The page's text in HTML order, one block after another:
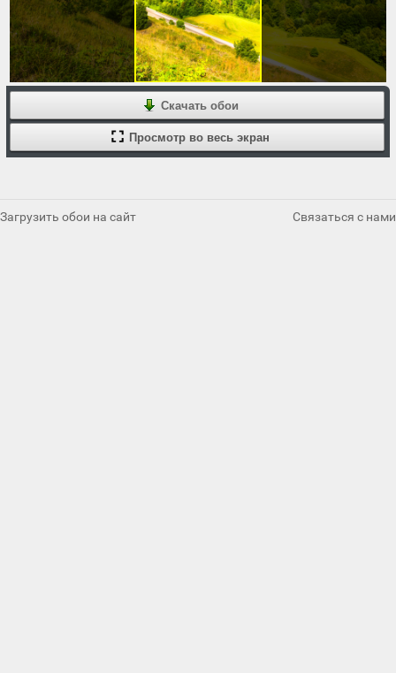
Скачать обои
Просмотр во весь экран
Загрузить обои на сайт Связаться с нами